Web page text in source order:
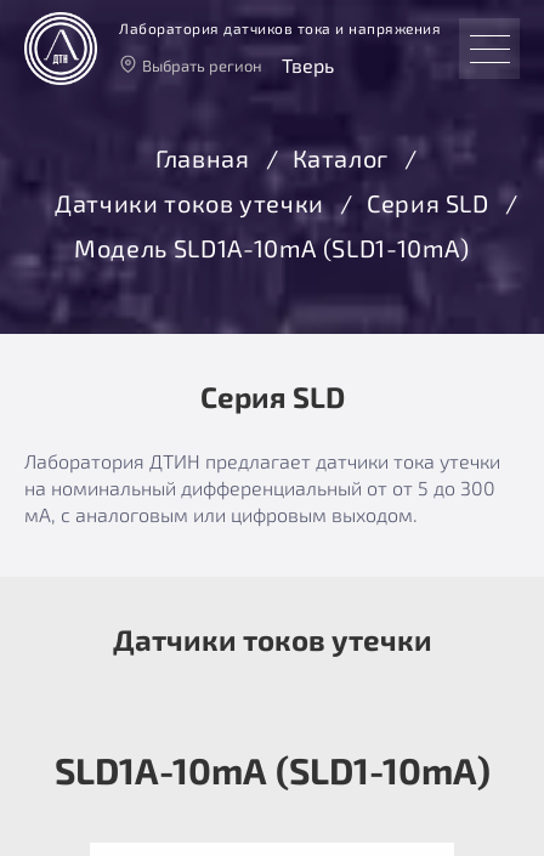
Лаборатория датчиков тока и напряжения
Выбрать регион Тверь
Москва
Санкт-Петербург
Екатеринбург
Главная
Каталог
Датчики токов утечки
Серия SLD
Модель SLD1A-10mА (SLD1-10mA)
Серия SLD
Лаборатория ДТИН предлагает датчики тока утечки
на номинальный дифференциальный от от 5 до 300
мА, с аналоговым или цифровым выходом.
Датчики токов утечки
SLD1A-10mА (SLD1-10mA)